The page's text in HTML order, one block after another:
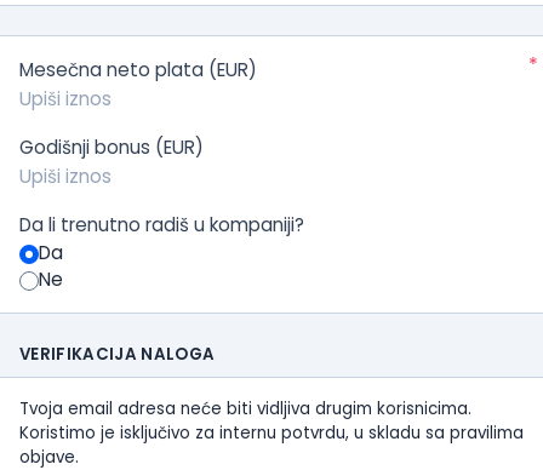
Mesečna neto plata (EUR) *
Godišnji bonus (EUR)
Da li trenutno radiš u kompaniji?
Da
Ne
VERIFIKACIJA NALOGA
Tvoja email adresa neće biti vidljiva drugim korisnicima.
Koristimo je isključivo za internu potvrdu, u skladu sa pravilima
objave.